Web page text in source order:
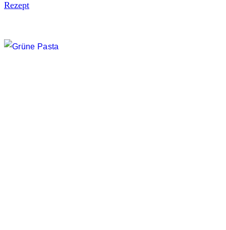
Rezept